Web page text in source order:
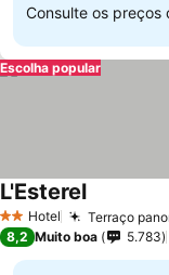
Consulte os preços
Escolha popular
2 Estrelas
Hotel Terraço
L'Esterel
8,2 Muito boa 5.783